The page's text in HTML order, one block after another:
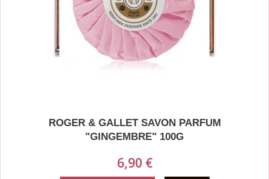
ROGER & GALLET SAVON PARFUM
"GINGEMBRE" 100G
6,90 €